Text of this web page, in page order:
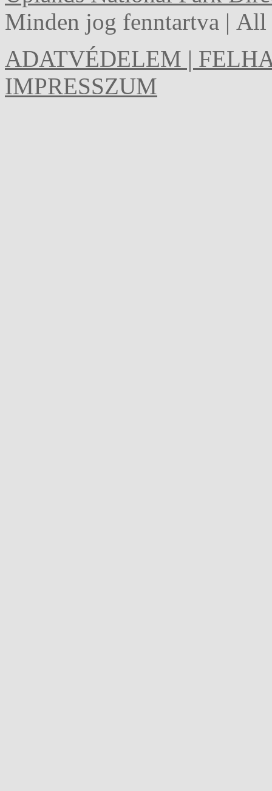
Minden jog fenntartva |
ADATVÉDELEM |
IMPRESSZUM